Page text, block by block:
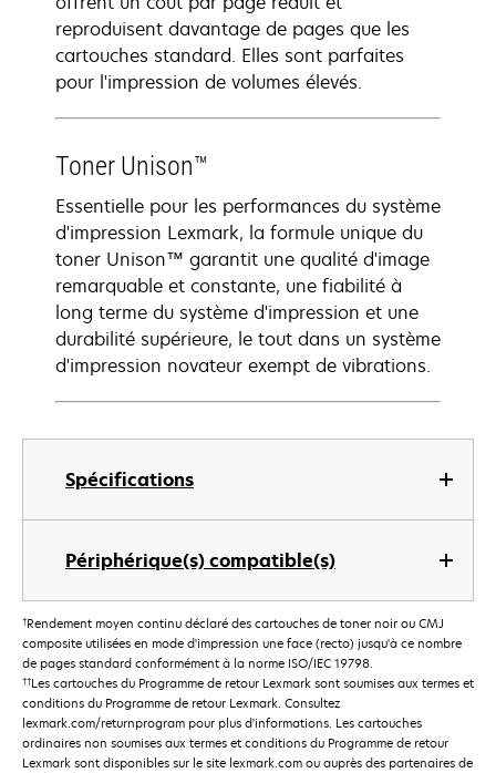
Spécifications
Périphérique(s) compatible(s)
reproduisent davantage de pages que les
cartouches standard. Elles sont parfaites
pour l'impression de volumes élevés.
Toner Unison™
Essentielle pour les performances du système
d'impression Lexmark, la formule unique du
toner Unison™ garantit une qualité d'image
remarquable et constante, une fiabilité à
long terme du système d'impression et une
durabilité supérieure, le tout dans un système
d'impression novateur exempt de vibrations.
†Rendement moyen continu déclaré des cartouches de toner noir ou CMJ
composite utilisées en mode d'impression une face (recto) jusqu'à ce nombre
de pages standard conformément à la norme ISO/IEC 19798.
††Les cartouches du Programme de retour Lexmark sont soumises aux termes et
conditions du Programme de retour Lexmark. Consultez
lexmark.com/returnprogram pour plus d'informations. Les cartouches
ordinaires non soumises aux termes et conditions du Programme de retour
Lexmark sont disponibles sur le site lexmark.com ou auprès des partenaires de